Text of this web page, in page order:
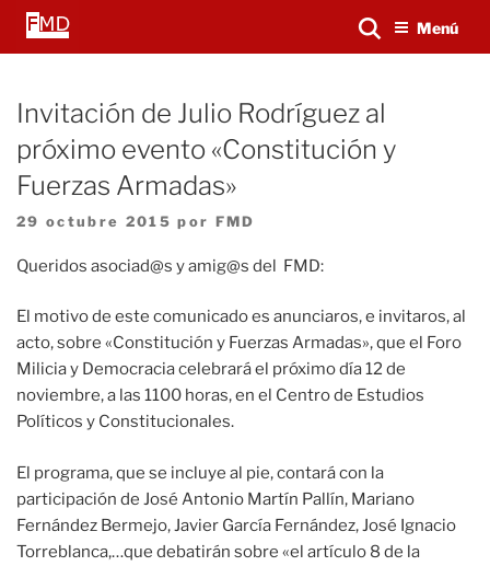
Saltar
Menú
Buscar...
Invitación de Julio Rodríguez al
próximo evento «Constitución y
Fuerzas Armadas»
Publicado
29 octubre 2015 por FMD
Queridos asociad@s y amig@s del FMD:
El motivo de este comunicado es anunciaros, e invitaros, al
acto, sobre «Constitución y Fuerzas Armadas», que el Foro
Milicia y Democracia celebrará el próximo día 12 de
noviembre, a las 1100 horas, en el Centro de Estudios
Políticos y Constitucionales.
El programa, que se incluye al pie, contará con la
participación de José Antonio Martín Pallín, Mariano
Fernández Bermejo, Javier García Fernández, José Ignacio
Torreblanca,…que debatirán sobre «el artículo 8 de la